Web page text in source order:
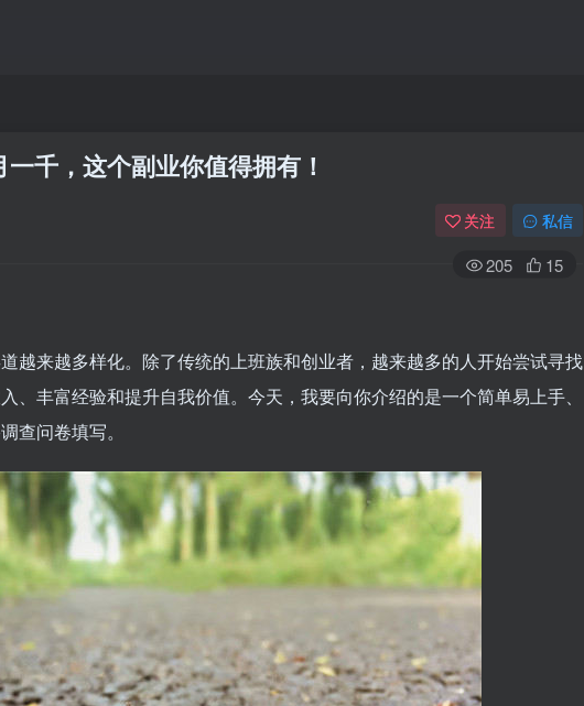
千，这个副业你值得拥有！
关注 私信
205 15
越来越多样化。除了传统的上班族和创业者，越来越多的人开始尝试寻找
、丰富经验和提升自我价值。今天，我要向你介绍的是一个简单易上手、
问卷填写。